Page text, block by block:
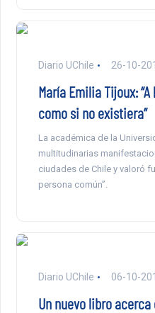
Diario UChile 26-10-
María Emilia Tijoux:
como si no existiera”
La académica de la
multitudinarias
ciudades de Chile y valoró
persona común”.
Diario UChile 06-10-
Un nuevo libro